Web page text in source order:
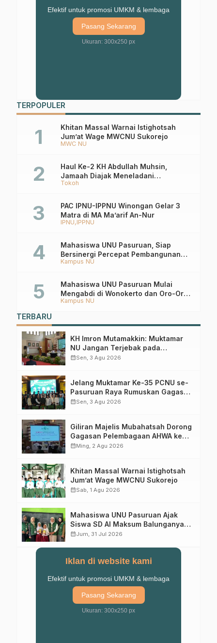
Efektif untuk promosi UMKM & lembaga
Pasang Sekarang
Ukuran: 300x250 px
TERPOPULER
MWC NU
Khitan Massal Warnai Istighotsah
Jum’at Wage MWCNU Sukorejo
Tokoh
Haul Ke-2 KH Abdullah Muhsin,
Jamaah Diajak Meneladani
Keistiqamahan
IPNU IPPNU
PAC IPNU-IPPNU Winongan Gelar 3
Matra di MA Ma’arif An-Nur
Kampus NU
Mahasiswa UNU Pasuruan, Siap
Bersinergi Percepat Pembangunan
Desa Toyaning
Kampus NU
Mahasiswa UNU Pasuruan Mulai
Mengabdi di Wonokerto dan Oro-Oro
Ombo Wetan Berikut Programnya
TERBARU
KH Imron Mutamakkin: Muktamar
NU Jangan Terjebak pada
Perebutan Kursi Ketua Umum
calendar_monthSen, 3 Agu 2026
Jelang Muktamar Ke-35 PCNU se-
Pasuruan Raya Rumuskan Gagasan
Transformasi Gerakan NU Menuju
calendar_monthSen, 3 Agu 2026
Giliran Majelis Mubahatsah Dorong
Gagasan Pelembagaan AHWA ke
Forum Muktamar Mendatang
calendar_monthMing, 2 Agu 2026
Khitan Massal Warnai Istighotsah
Jum’at Wage MWCNU Sukorejo
calendar_monthSab, 1 Agu 2026
Mahasiswa UNU Pasuruan Ajak
Siswa SD Al Maksum Balunganyar
Kuasai Penjumlahan Bersusun
calendar_monthJum, 31 Jul 2026
Iklan di website kami
Efektif untuk promosi UMKM & lembaga
Pasang Sekarang
Ukuran: 300x250 px